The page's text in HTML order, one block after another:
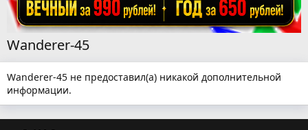
Wanderer-45
Wanderer-45 не предоставил(а) никакой дополнительной
информации.